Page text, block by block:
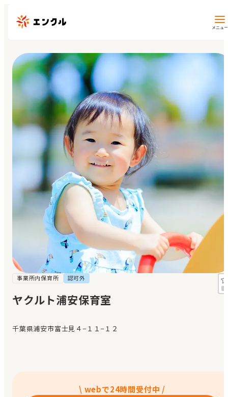
メニュー
保育園・幼稚園を探す
地図から探す
地域から探す
マイページ
閲覧履歴
お気に入り
見学日記
メッセージ
おすすめの園
エンクルの特徴と活用方法
事業所内保育所 認可外
ヤクルト浦安保育室
千葉県浦安市富士見４−１１−１２
\ webで24時間受付中 /